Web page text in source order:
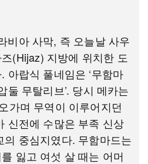
비아 사막, 즉 오늘날 사우
(Hijaz) 지방에 위치한 도
아랍식 풀네임은 ‘무함마
둘 무탈리브’. 당시 메카는
가며 무역이 이루어지던
신전에 수많은 부족 신상
중심지였다. 무함마드는
잃고 여섯 살 때는 어머